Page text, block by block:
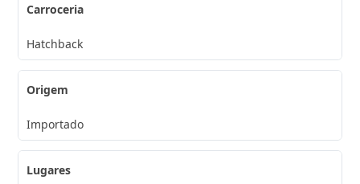
Carroceria
Hatchback
Origem
Importado
Lugares